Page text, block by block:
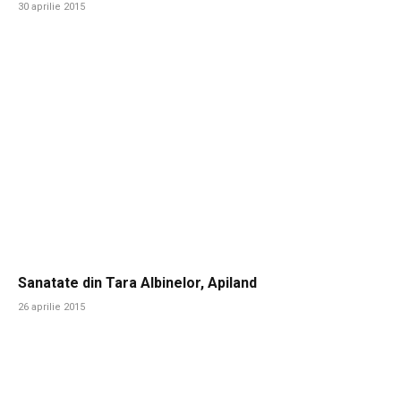
30 aprilie 2015
Sanatate din Tara Albinelor, Apiland
26 aprilie 2015